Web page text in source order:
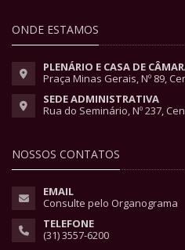
ONDE ESTAMOS
PLENÁRIO E CASA DE
Praça Minas Gerais, Nº 89,
SEDE ADMINISTRATIVA
Rua do Seminário, Nº 237,
NOSSOS CONTATOS
EMAIL
Consulte pelo Organograma
TELEFONE
(31) 3557-6200